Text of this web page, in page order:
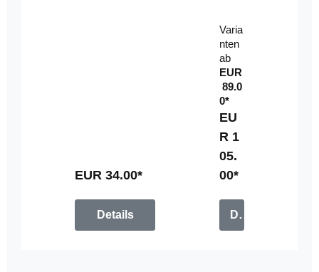
EUR 34.00*
Details
el
mi
t
Fe
rn
be
di
en
u
n
g
Varia
nten
ab
EUR
89.0
0*
EU
R 1
05.
00*
Details